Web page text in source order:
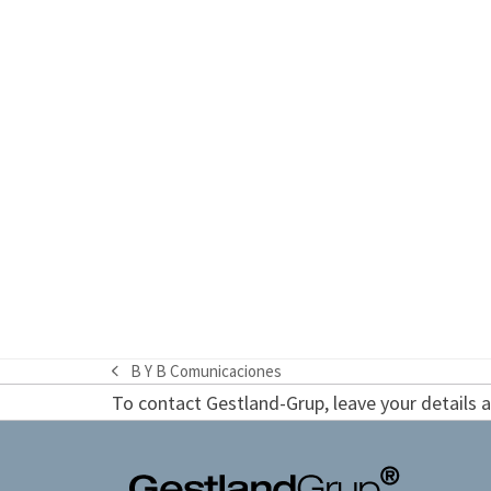
previous
post:
B Y B Comunicaciones
To contact Gestland-Grup, leave your details